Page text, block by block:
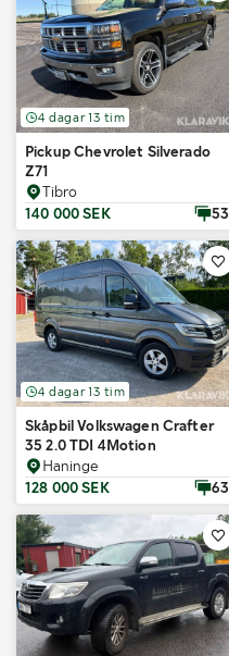
4 dagar 13 tim
Pickup Chevrolet Silverado
Z71
Tibro
140 000 SEK
53
4 dagar 13 tim
Skåpbil Volkswagen Crafter
35 2.0 TDI 4Motion
Haninge
128 000 SEK
63